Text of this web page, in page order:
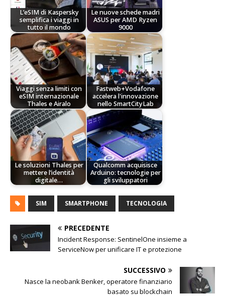
L’eSIM di Kaspersky
semplifica i viaggi in
tutto il mondo
Le nuove schede madri
ASUS per AMD Ryzen
9000
Viaggi senza limiti con
eSIM internazionale
Thales e Airalo
Fastweb+Vodafone
accelera l'innovazione
nello SmartCityLab
Le soluzioni Thales per
mettere l’identità
digitale…
Qualcomm acquisisce
Arduino: tecnologie per
gli sviluppatori
SIM SMARTPHONE TECNOLOGIA
PRECEDENTE
Incident Response: SentinelOne insieme a
ServiceNow per unificare IT e protezione
SUCCESSIVO
Nasce la neobank Benker, operatore finanziario
basato su blockchain